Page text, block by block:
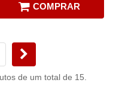
COMPRAR
de um total de 15.